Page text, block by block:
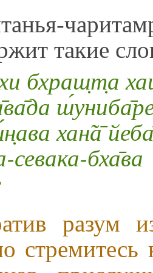
такие
бхраш̣т̣а
хан̃а̄
севака-
разум